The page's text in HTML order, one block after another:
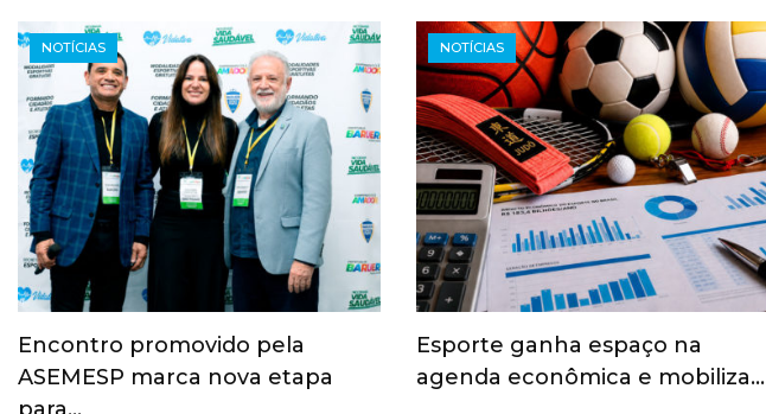
NOTÍCIAS
Encontro promovido pela
ASEMESP marca nova etapa
NOTÍCIAS
Esporte ganha espaço na
agenda econômica e mobiliza…